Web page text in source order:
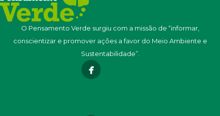
O Pensamento Verde surgiu com a missão de “informar,
conscientizar e promover ações a favor do Meio Ambiente e
Sustentabilidade”.